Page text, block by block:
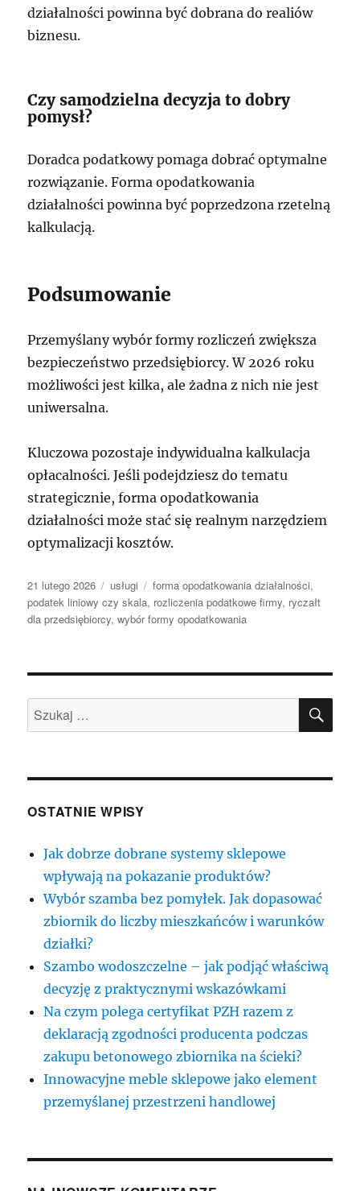
działalności powinna być dobrana do realiów
biznesu.
Czy samodzielna decyzja to dobry
pomysł?
Doradca podatkowy pomaga dobrać optymalne
rozwiązanie. Forma opodatkowania
działalności powinna być poprzedzona rzetelną
kalkulacją.
Podsumowanie
Przemyślany wybór formy rozliczeń zwiększa
bezpieczeństwo przedsiębiorcy. W 2026 roku
możliwości jest kilka, ale żadna z nich nie jest
uniwersalna.
Kluczowa pozostaje indywidualna kalkulacja
opłacalności. Jeśli podejdziesz do tematu
strategicznie, forma opodatkowania
działalności może stać się realnym narzędziem
optymalizacji kosztów.
Data
publikacji
21 lutego 2026 Kategorie
usługi Tagi
forma opodatkowania działalności,
podatek liniowy czy skala, rozliczenia podatkowe firmy, ryczałt
dla przedsiębiorcy,wybór formy opodatkowania
Szukaj:
OSTATNIE WPISY
Jak dobrze dobrane systemy sklepowe
wpływają na pokazanie produktów?
Wybór szamba bez pomyłek. Jak dopasować
zbiornik do liczby mieszkańców i warunków
działki?
Szambo wodoszczelne – jak podjąć właściwą
decyzję z praktycznymi wskazówkami
Na czym polega certyfikat PZH razem z
deklaracją zgodności producenta podczas
zakupu betonowego zbiornika na ścieki?
Innowacyjne meble sklepowe jako element
przemyślanej przestrzeni handlowej